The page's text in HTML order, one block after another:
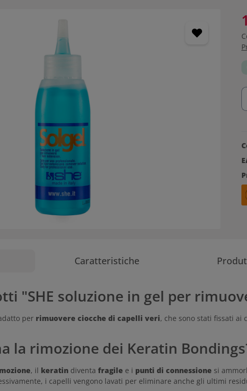
Caratteristiche
"SHE soluzione in gel per
per rimuovere ciocche di capelli veri, che sono stati fissati ai
la rimozione dei Keratin
, il keratin diventa fragile e i punti di connessione si
i capelli vengono lavati per eliminare anche gli ultimi